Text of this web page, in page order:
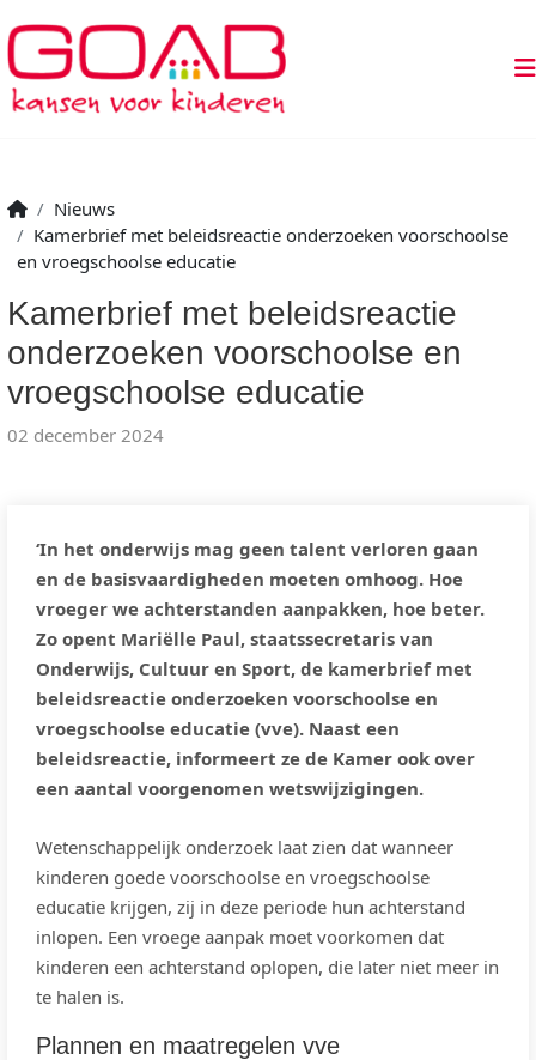
Nieuws
Kamerbrief met beleidsreactie onderzoeken voorschoolse
en vroegschoolse educatie
Kamerbrief met beleidsreactie
onderzoeken voorschoolse en
vroegschoolse educatie
02 december 2024
‘In het onderwijs mag geen talent verloren gaan
en de basisvaardigheden moeten omhoog. Hoe
vroeger we achterstanden aanpakken, hoe beter.
Zo opent Mariëlle Paul, staatssecretaris van
Onderwijs, Cultuur en Sport, de kamerbrief met
beleidsreactie onderzoeken voorschoolse en
vroegschoolse educatie (vve). Naast een
beleidsreactie, informeert ze de Kamer ook over
een aantal voorgenomen wetswijzigingen.
Wetenschappelijk onderzoek laat zien dat wanneer
kinderen goede voorschoolse en vroegschoolse
educatie krijgen, zij in deze periode hun achterstand
inlopen. Een vroege aanpak moet voorkomen dat
kinderen een achterstand oplopen, die later niet meer in
te halen is.
Plannen en maatregelen vve